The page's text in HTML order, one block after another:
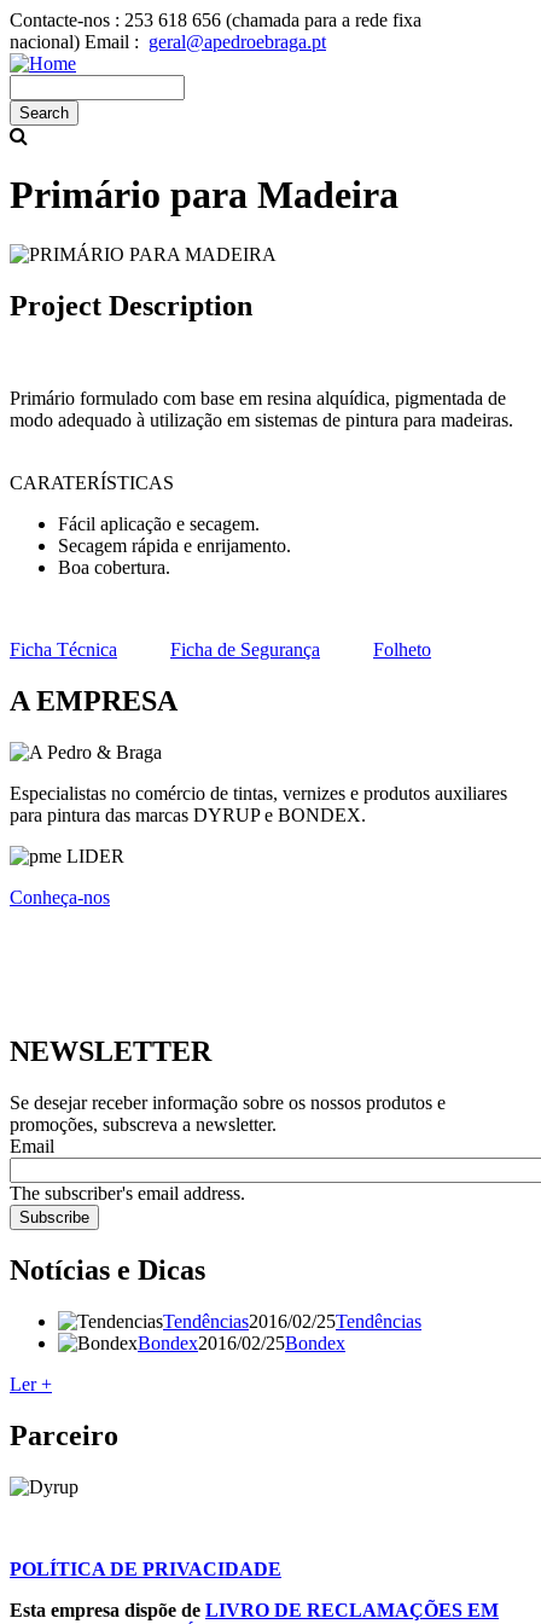
Skip
to
main
Contacte-nos : 253 618 656 (chamada para a rede fixa
nacional) Email : geral@apedroebraga.pt
Primário para Madeira
Project Description
Primário formulado com base em resina alquídica, pigmentada de
modo adequado à utilização em sistemas de pintura para madeiras.
CARATERÍSTICAS
Fácil aplicação e secagem.
Secagem rápida e enrijamento.
Boa cobertura.
Ficha Técnica Ficha de Segurança Folheto
A EMPRESA
Especialistas no comércio de tintas, vernizes e produtos auxiliares
para pintura das marcas DYRUP e BONDEX.
Conheça-nos
NEWSLETTER
Se desejar receber informação sobre os nossos produtos e
promoções, subscreva a newsletter.
Email
The subscriber's email address.
Notícias e Dicas
Tendências2016/02/25Tendências
Bondex2016/02/25Bondex
Ler +
Parceiro
POLÍTICA DE PRIVACIDADE
Esta empresa dispõe de LIVRO DE RECLAMAÇÕES EM